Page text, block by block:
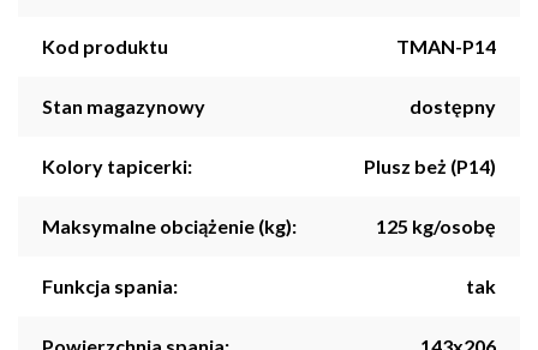
Kod produktu TMAN-P14
Stan magazynowy dostępny
Kolory tapicerki: Plusz beż (P14)
Maksymalne obciążenie (kg): 125 kg/osobę
Funkcja spania: tak